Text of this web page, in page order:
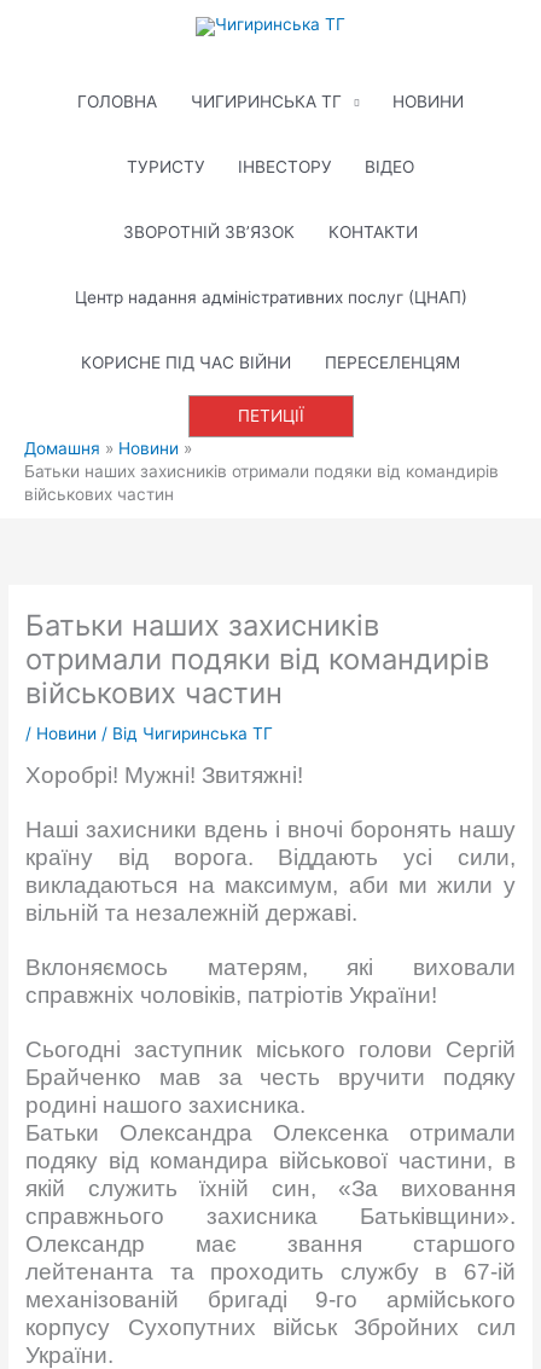
ГОЛОВНА
ЧИГИРИНСЬКА ТГ НОВИНИ
ТУРИСТУ ІНВЕСТОРУ ВІДЕО
ЗВОРОТНІЙ ЗВ’ЯЗОК КОНТАКТИ
Центр надання адміністративних послуг (ЦНАП)
КОРИСНЕ ПІД ЧАС ВІЙНИ ПЕРЕСЕЛЕНЦЯМ
ПЕТИЦІЇ
Домашня
Новини
Батьки наших захисників отримали подяки від командирів
військових частин
Батьки наших захисників
отримали подяки від командирів
військових частин
/ Новини / Від Чигиринська ТГ
Хоробрі! Мужні! Звитяжні!
Наші захисники вдень і вночі боронять нашу
країну від ворога. Віддають усі сили,
викладаються на максимум, аби ми жили у
вільній та незалежній державі.
Вклоняємось матерям, які виховали
справжніх чоловіків, патріотів України!
Сьогодні заступник міського голови Сергій
Брайченко мав за честь вручити подяку
родині нашого захисника.
Батьки Олександра Олексенка отримали
подяку від командира військової частини, в
якій служить їхній син, «За виховання
справжнього захисника Батьківщини».
Олександр має звання старшого
лейтенанта та проходить службу в 67-ій
механізованій бригаді 9-го армійського
корпусу Сухопутних військ Збройних сил
України.